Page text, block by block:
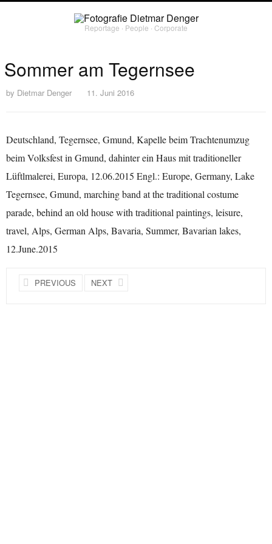
Reportage ∙ People ∙ Corporate
Sommer am Tegernsee
by Dietmar Denger 11. Juni 2016
Deutschland, Tegernsee, Gmund, Kapelle beim Trachtenumzug
beim Volksfest in Gmund, dahinter ein Haus mit traditioneller
Lüftlmalerei, Europa, 12.06.2015 Engl.: Europe, Germany, Lake
Tegernsee, Gmund, marching band at the traditional costume
parade, behind an old house with traditional paintings, leisure,
travel, Alps, German Alps, Bavaria, Summer, Bavarian lakes,
12.June.2015
PREVIOUS NEXT